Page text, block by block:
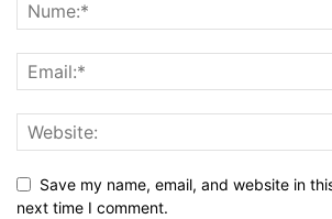
Save my name, email, and website in
next time I comment.